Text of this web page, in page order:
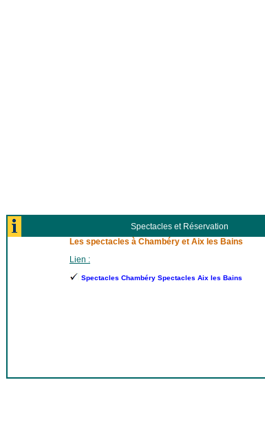
Spectacles et Réservation
Les spectacles à Chambéry et Aix les Bains
Lien :
Spectacles Chambéry Spectacles Aix les Bains